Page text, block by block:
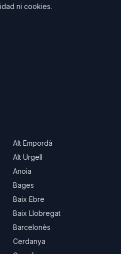
ni cookies.
Alt Empordà
Alt Urgell
Anoia
Bages
Baix Ebre
Baix Llobregat
Barcelonès
Cerdanya